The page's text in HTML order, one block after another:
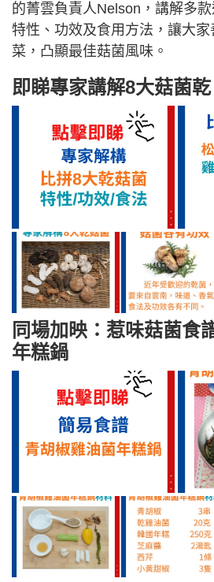
的菁雲負責人Nelson，講解多
特性、功效及食用方法，讓大
菜，凸顯最佳菇菌風味。
即睇專家講解8大菇菌
同場加映：惹味菇菌食
年糕鍋